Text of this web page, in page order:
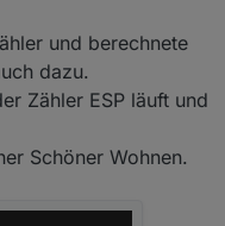
und berechnete
dazu.
Zähler ESP läuft und
Schöner Wohnen.